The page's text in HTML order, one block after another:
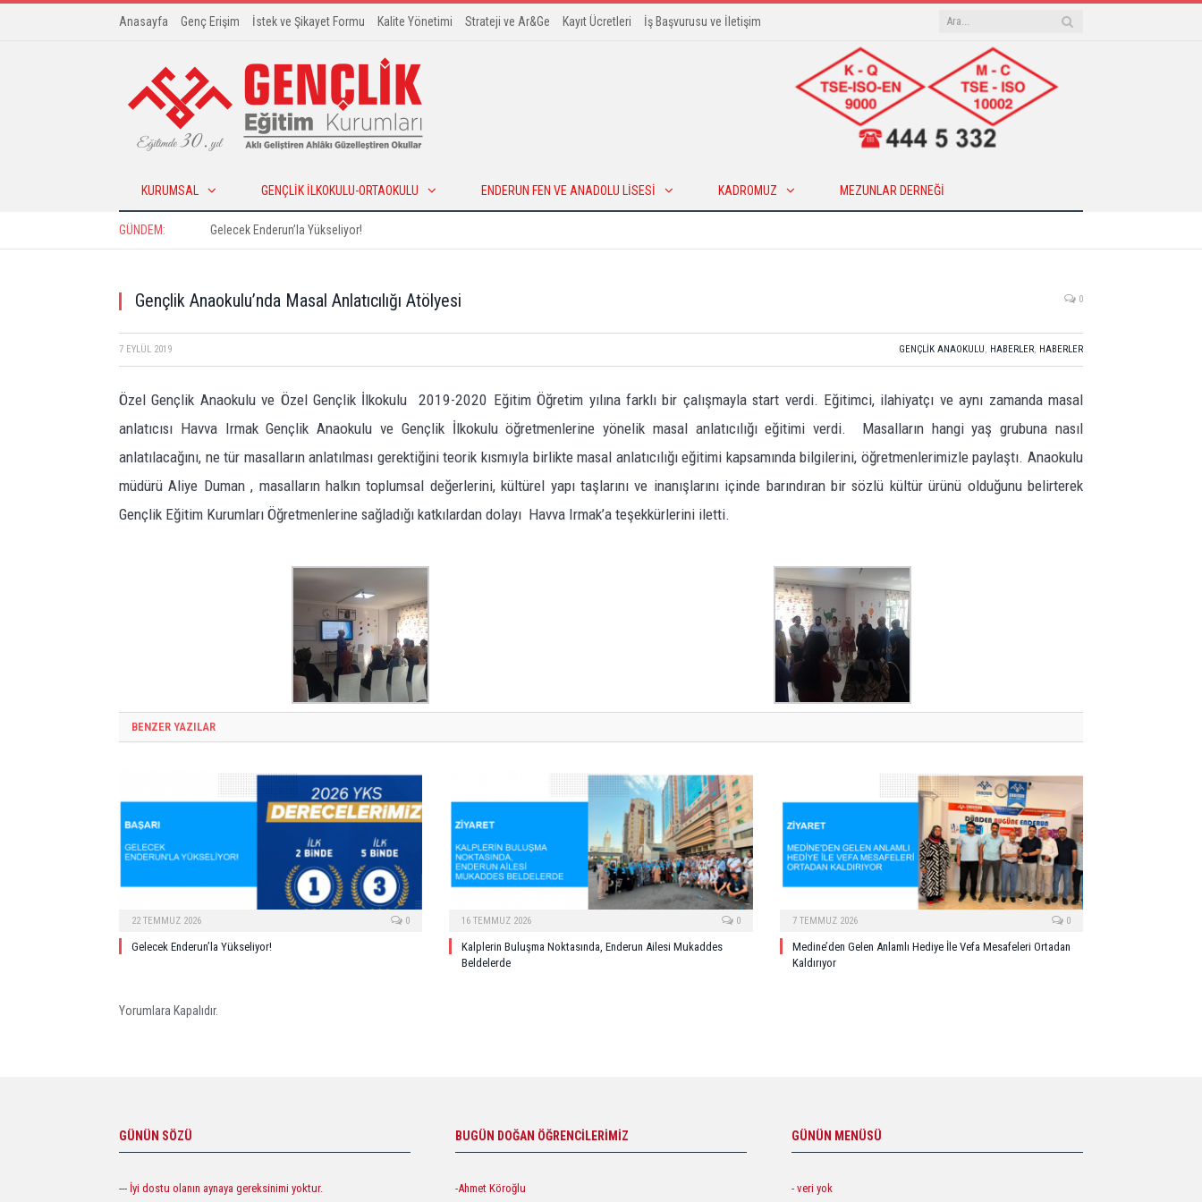
Anasayfa Genç Erişim İstek ve Şikayet Formu Kalite Yönetimi Strateji ve Ar&Ge Kayıt Ücretleri İş Başvurusu ve İletişim
KURUMSAL GENÇLIK İLKOKULU-ORTAOKULU ENDERUN FEN VE ANADOLU LISESI KADROMUZ MEZUNLAR DERNEĞI
GÜNDEM: Gelecek Enderun’la Yükseliyor!
Gençlik Anaokulu’nda Masal Anlatıcılığı Atölyesi 0
7 EYLÜL 2019 GENÇLIK ANAOKULU, HABERLER, HABERLER
Özel Gençlik Anaokulu ve Özel Gençlik İlkokulu 2019-2020 Eğitim Öğretim yılına farklı bir çalışmayla start verdi. Eğitimci, ilahiyatçı ve aynı zamanda masal
anlatıcısı Havva Irmak Gençlik Anaokulu ve Gençlik İlkokulu öğretmenlerine yönelik masal anlatıcılığı eğitimi verdi. Masalların hangi yaş grubuna nasıl
anlatılacağını, ne tür masalların anlatılması gerektiğini teorik kısmıyla birlikte masal anlatıcılığı eğitimi kapsamında bilgilerini, öğretmenlerimizle paylaştı. Anaokulu
müdürü Aliye Duman , masalların halkın toplumsal değerlerini, kültürel yapı taşlarını ve inanışlarını içinde barındıran bir sözlü kültür ürünü olduğunu belirterek
Gençlik Eğitim Kurumları Öğretmenlerine sağladığı katkılardan dolayı Havva Irmak’a teşekkürlerini iletti.
BENZER YAZILAR
22 TEMMUZ 2026 0
Gelecek Enderun’la Yükseliyor!
16 TEMMUZ 2026 0
Kalplerin Buluşma Noktasında, Enderun Ailesi Mukaddes
Beldelerde
7 TEMMUZ 2026 0
Medine’den Gelen Anlamlı Hediye İle Vefa Mesafeleri Ortadan
Kaldırıyor
Yorumlara Kapalıdır.
GÜNÜN SÖZÜ
--- İyi dostu olanın aynaya gereksinimi yoktur.
BUGÜN DOĞAN ÖĞRENCILERIMIZ
-Ahmet Köroğlu
GÜNÜN MENÜSÜ
- veri yok